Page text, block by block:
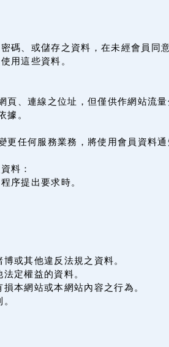
碼、或儲存之資料，在未經會員同
用這些資料。
頁、連線之位址，但僅供作網站流
據。
任何服務業務，將使用會員資料通
料：
序提出要求時。
或其他違反法規之資料。
定權益的資料。
本網站或本網站內容之行為。